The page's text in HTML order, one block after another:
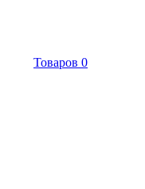
Товаров 0